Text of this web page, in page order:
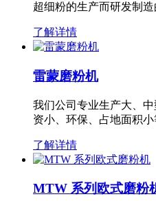
超细粉的生产而研发制
了解详情
雷蒙磨粉机
我们公司专业生产大、
资小、环保、占地面积
了解详情
MTW 系列欧式磨粉